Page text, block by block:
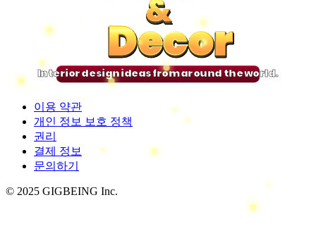
&
Decor
&
Decor
&
Decor
&
Decor
Interior design ideas from around the world.
이용 약관
개인 정보 보호 정책
권리
결제 정보
문의하기
© 2025 GIGBEING Inc.